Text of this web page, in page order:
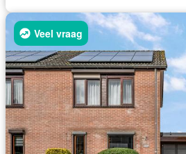
Veel vraag